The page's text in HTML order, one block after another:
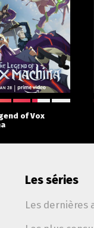
of Vox
Les séries
Les dernières